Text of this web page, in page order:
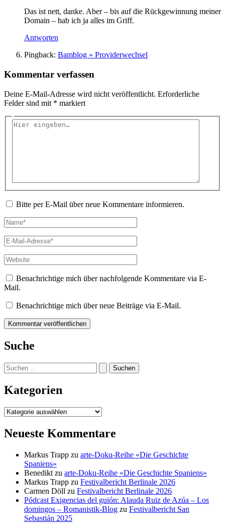
Das ist nett, danke. Aber – bis auf die Rückgewinnung meiner
Domain – hab ich ja alles im Griff.
Antworten
Pingback: Bamblog » Providerwechsel
Kommentar verfassen
Deine E-Mail-Adresse wird nicht veröffentlicht. Erforderliche
Felder sind mit * markiert
Hier
Bitte per E-Mail über neue Kommentare informieren.
Name*
E-
Mail-
Adresse*
Website
Benachrichtige mich über nachfolgende Kommentare via E-
Mail.
Benachrichtige mich über neue Beiträge via E-Mail.
Suche
Suchen
nach:
Kategorien
Kategorien
Neueste Kommentare
Markus Trapp zu arte-Doku-Reihe «Die Geschichte
Spaniens»
Benedikt zu arte-Doku-Reihe «Die Geschichte Spaniens»
Markus Trapp zu Festivalbericht Berlinale 2026
Carmen Döll zu Festivalbericht Berlinale 2026
Pódcast Exigencias del guión: Alauda Ruiz de Azúa – Los
domingos – Romanistik-Blog zu Festivalbericht San
Sebastián 2025